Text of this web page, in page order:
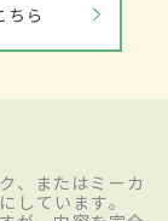
ちら
、またはミーカ
しています。